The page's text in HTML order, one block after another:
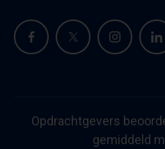
Opdrachtgevers
gemiddeld